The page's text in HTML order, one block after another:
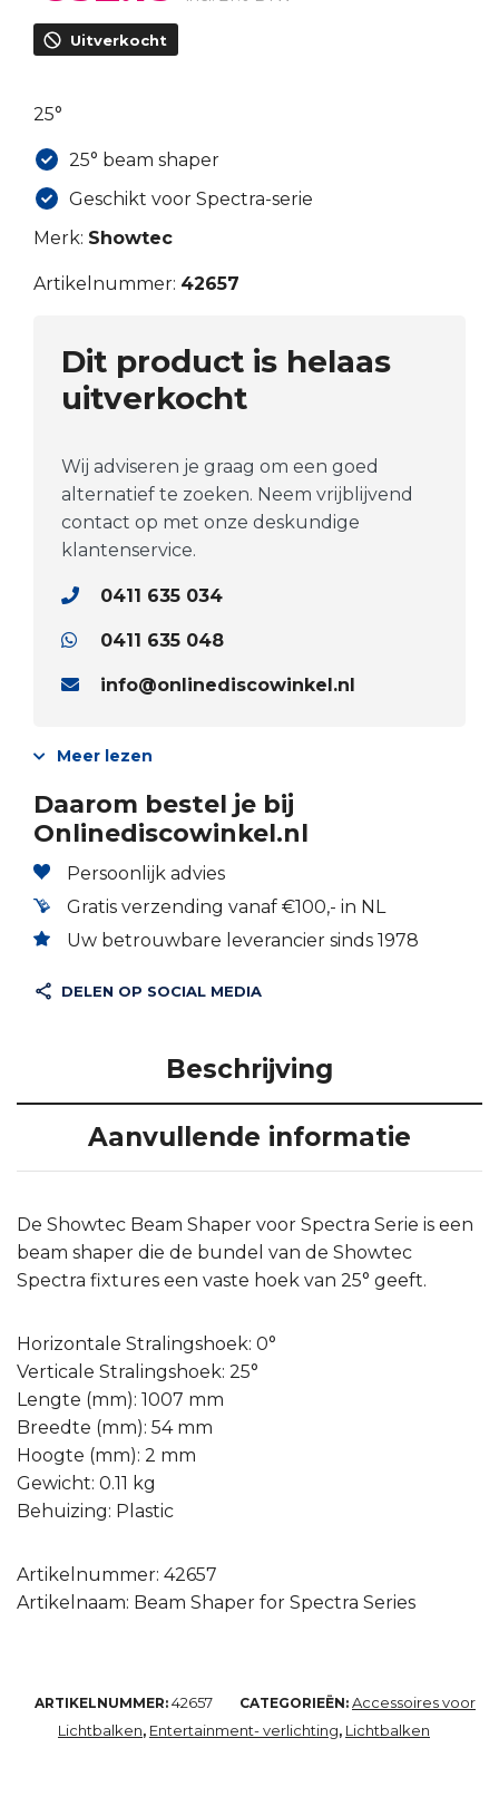
was:
€44.65.
is:
€32.15.
Uitverkocht
25°
25° beam shaper
Geschikt voor Spectra-serie
Merk: Showtec
Artikelnummer: 42657
Dit product is helaas
uitverkocht
Wij adviseren je graag om een goed
alternatief te zoeken. Neem vrijblijvend
contact op met onze deskundige
klantenservice.
0411 635 034
0411 635 048
info@onlinediscowinkel.nl
Meer lezen
Daarom bestel je bij
Onlinediscowinkel.nl
Persoonlijk advies
Gratis verzending vanaf €100,- in NL
Uw betrouwbare leverancier sinds 1978
DELEN OP SOCIAL MEDIA
Beschrijving
Aanvullende informatie
De Showtec Beam Shaper voor Spectra Serie is een
beam shaper die de bundel van de Showtec
Spectra fixtures een vaste hoek van 25° geeft.
Horizontale Stralingshoek: 0°
Verticale Stralingshoek: 25°
Lengte (mm): 1007 mm
Breedte (mm): 54 mm
Hoogte (mm): 2 mm
Gewicht: 0.11 kg
Behuizing: Plastic
Artikelnummer: 42657
Artikelnaam: Beam Shaper for Spectra Series
ARTIKELNUMMER: 42657 CATEGORIEËN: Accessoires voor
Lichtbalken, Entertainment- verlichting, Lichtbalken